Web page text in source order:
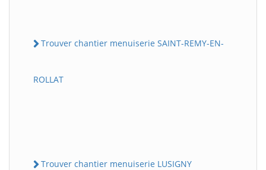
Trouver chantier menuiserie SAINT-REMY-EN-
ROLLAT
Trouver chantier menuiserie LUSIGNY